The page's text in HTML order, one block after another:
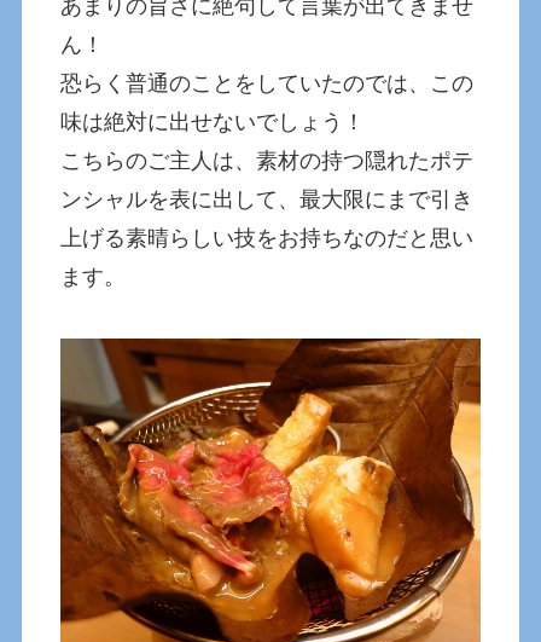
あまりの旨さに絶句して言葉が出てきませ
ん！
恐らく普通のことをしていたのでは、この
味は絶対に出せないでしょう！
こちらのご主人は、素材の持つ隠れたポテ
ンシャルを表に出して、最大限にまで引き
上げる素晴らしい技をお持ちなのだと思い
ます。